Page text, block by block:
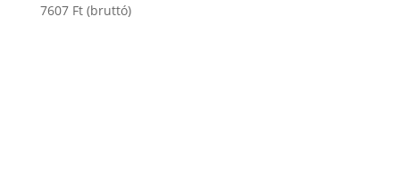
7607 Ft (bruttó)